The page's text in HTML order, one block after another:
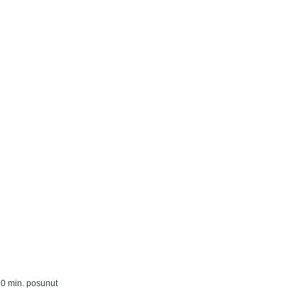
min. posunut